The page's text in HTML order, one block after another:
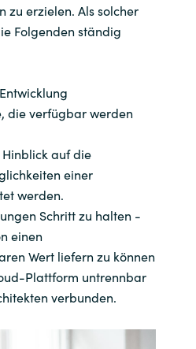
zu erzielen. Als solcher
Folgenden ständig
die verfügbar werden
auf die
einer
werden.
Schritt zu halten -
einen
Wert liefern zu können
Plattform untrennbar
verbunden.